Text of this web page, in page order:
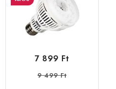
7 899 Ft
9 499 Ft